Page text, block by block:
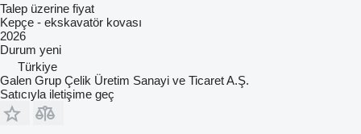
Talep üzerine fiyat
Kepçe - ekskavatör kovası
2026
Durum yeni
Türkiye
Galen Grup Çelik Üretim Sanayi ve Ticaret A.Ş.
Satıcıyla iletişime geç